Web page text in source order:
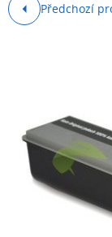
Předchozí